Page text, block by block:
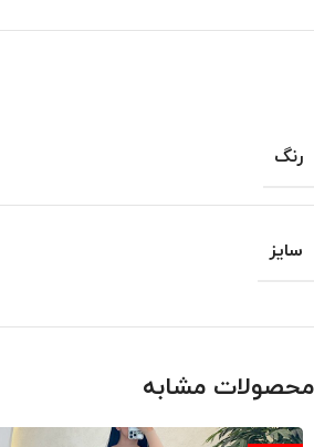
رنگ
سایز
محصولات مشابه